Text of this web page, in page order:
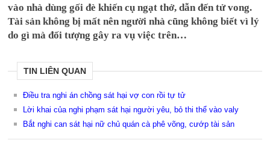
vào nhà dùng gối đè khiến cụ ngạt thở, dẫn đến tử vong.
Tài sản không bị mất nên người nhà cũng không biết vì lý
do gì mà đối tượng gây ra vụ việc trên…
TIN LIÊN QUAN
Điều tra nghi án chồng sát hại vợ con rồi tự tử
Lời khai của nghi phạm sát hại người yêu, bỏ thi thể vào valy
Bắt nghi can sát hại nữ chủ quán cà phê võng, cướp tài sản